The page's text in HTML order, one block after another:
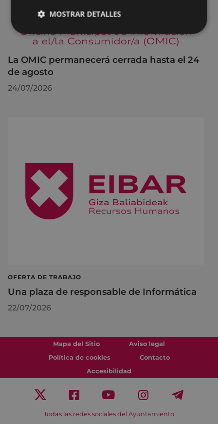
La OMIC permanecerá cerrada hasta el 24
de agosto
24/07/2026
OFERTA DE TRABAJO
Una plaza de responsable de Informática
22/07/2026
Mapa del Sitio
Aviso legal
Política de cookies
Contacto
Accesibilidad
Todas las redes sociales del Ayuntamiento
MOSTRAR DETALLES